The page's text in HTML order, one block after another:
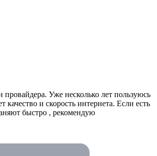
провайдера. Уже несколько лет пользуюсь
качество и скорость интернета. Если есть
быстро , рекомендую